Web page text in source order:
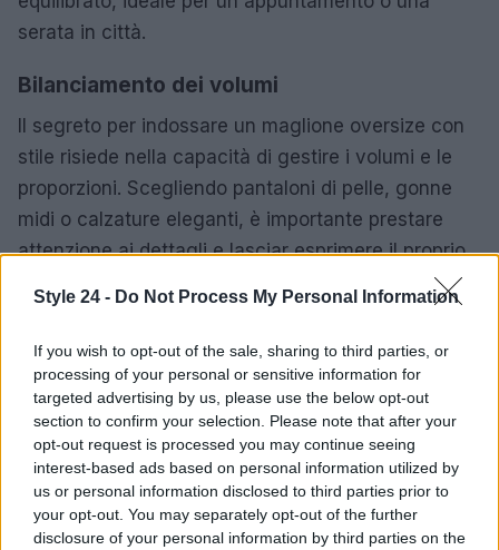
Style 24 - Do Not Process My Personal Information
If you wish to opt-out of the sale, sharing to third parties, or
processing of your personal or sensitive information for
targeted advertising by us, please use the below opt-out
section to confirm your selection. Please note that after your
opt-out request is processed you may continue seeing
interest-based ads based on personal information utilized by
us or personal information disclosed to third parties prior to
your opt-out. You may separately opt-out of the further
disclosure of your personal information by third parties on the
serata in città.
Bilanciamento dei volumi
Il segreto per indossare un maglione oversize con
stile risiede nella capacità di gestire i volumi e le
proporzioni. Scegliendo pantaloni di pelle, gonne
midi o calzature eleganti, è importante prestare
attenzione ai dettagli e lasciar esprimere il proprio
stile personale. Con queste indicazioni, l’inverno
sarà non solo caldo, ma anche particolarmente alla
moda.
AUTORE
Staff